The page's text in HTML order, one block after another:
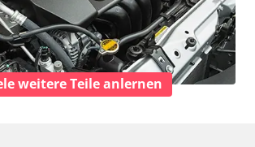
weitere Teile anlernen